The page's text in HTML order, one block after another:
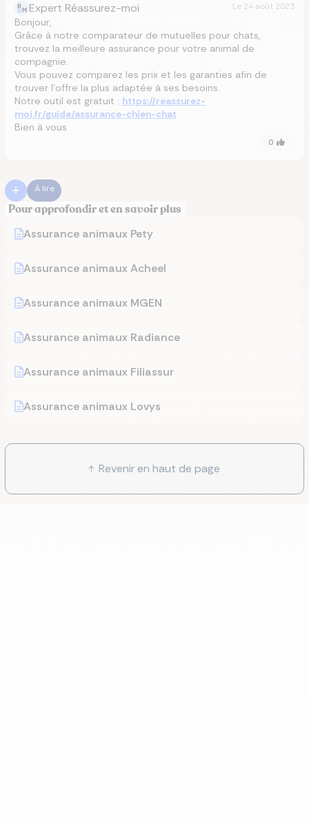
Expert Réassurez-moi Le 24 août 2023
Bonjour,
Grâce à notre comparateur de mutuelles pour chats,
trouvez la meilleure assurance pour votre animal de
compagnie.
Vous pouvez comparez les prix et les garanties afin de
trouver l’offre la plus adaptée à ses besoins.
Notre outil est gratuit : https://reassurez-
moi.fr/guide/assurance-chien-chat
Bien à vous
0
À lire
Pour approfondir et en savoir plus
Assurance animaux Pety
Assurance animaux Acheel
Assurance animaux MGEN
Assurance animaux Radiance
Assurance animaux Filiassur
Assurance animaux Lovys
Revenir en haut de page